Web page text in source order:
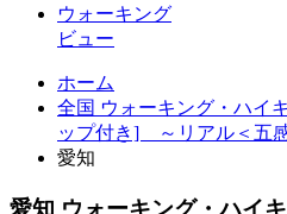
ウォーキング
ビュー
ホーム
全国 ウォーキング・ハイ
ップ付き] ～リアル＜五
愛知
愛知 ウォーキング・ハイ